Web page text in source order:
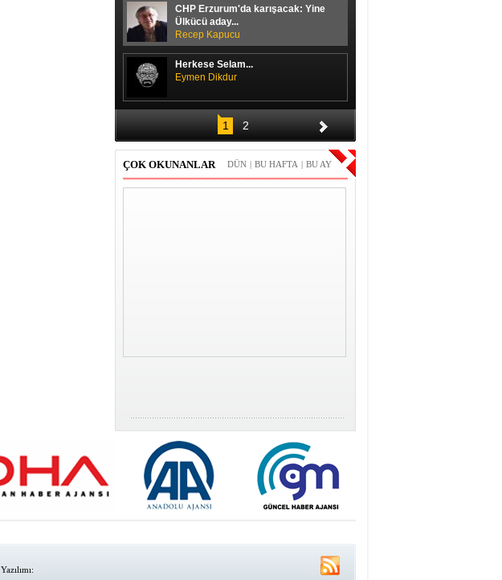
CHP Erzurum'da karışacak: Yine
Ülkücü aday...
Recep Kapucu
Herkese Selam...
Eymen Dikdur
Durmuş Duran
1 2
ÇOK OKUNANLAR BU AY
|
BU HAFTA
|
DÜN
: